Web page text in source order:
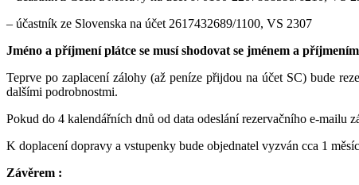
– účastník ze Slovenska na účet 2617432689/1100, VS 2307
Jméno a příjmení plátce se musí shodovat se jménem a
Teprve po zaplacení zálohy (až peníze přijdou na účet SC) bude
dalšími podrobnostmi.
Pokud do 4 kalendářních dnů od data odeslání rezervačního e-mailu
K doplacení dopravy a vstupenky bude objednatel vyzván cca 1
Závěrem :